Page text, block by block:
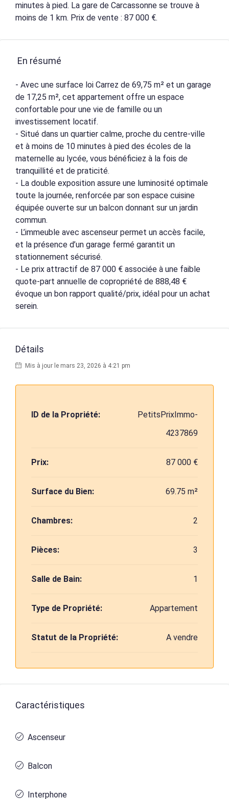
minutes à pied. La gare de Carcassonne se trouve à
moins de 1 km. Prix de vente : 87 000 €.
En résumé
- Avec une surface loi Carrez de 69,75 m² et un garage
de 17,25 m², cet appartement offre un espace
confortable pour une vie de famille ou un
investissement locatif.
- Situé dans un quartier calme, proche du centre-ville
et à moins de 10 minutes à pied des écoles de la
maternelle au lycée, vous bénéficiez à la fois de
tranquillité et de praticité.
- La double exposition assure une luminosité optimale
toute la journée, renforcée par son espace cuisine
équipée ouverte sur un balcon donnant sur un jardin
commun.
- L’immeuble avec ascenseur permet un accès facile,
et la présence d’un garage fermé garantit un
stationnement sécurisé.
- Le prix attractif de 87 000 € associée à une faible
quote-part annuelle de copropriété de 888,48 €
évoque un bon rapport qualité/prix, idéal pour un achat
serein.
Détails
Mis à jour le mars 23, 2026 à 4:21 pm
ID de la Propriété:
PetitsPrixImmo-
4237869
Prix: 87 000 €
Surface du Bien: 69.75 m²
Chambres: 2
Pièces: 3
Salle de Bain: 1
Type de Propriété: Appartement
Statut de la Propriété: A vendre
Caractéristiques
Ascenseur
Balcon
Interphone